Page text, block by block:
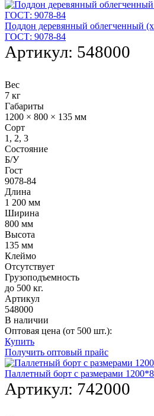
Поддон деревянный облегченный
ГОСТ: 9078-84
Артикул: 548000
Вес
7 кг
Габариты
1200 × 800 × 135 мм
Сорт
1, 2, 3
Состояние
Б/У
Гост
9078-84
Длина
1 200 мм
Ширина
800 мм
Высота
135 мм
Клеймо
Отсутствует
Грузоподъемность
до 500 кг.
Артикул
548000
В наличии
Оптовая цена (от 500 шт.):
Купить
Получить оптовый прайс
Паллетный борт с размерами
Артикул: 742000